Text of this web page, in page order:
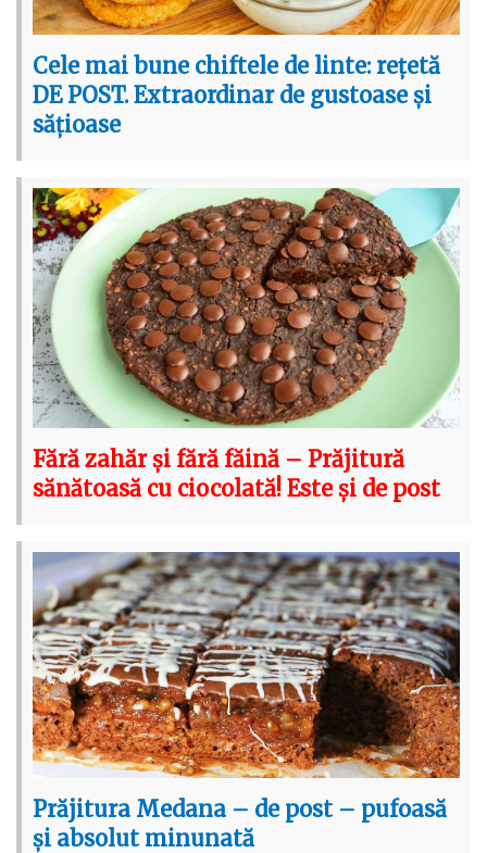
Cele mai bune chiftele de linte: rețetă
DE POST. Extraordinar de gustoase și
sățioase
Fără zahăr și fără făină – Prăjitură
sănătoasă cu ciocolată! Este și de post
Prăjitura Medana – de post – pufoasă
și absolut minunată